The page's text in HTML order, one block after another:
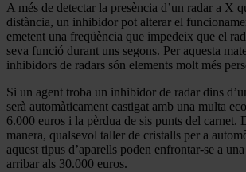
A més de detectar la presència d’un radar a X
distància, un inhibidor pot alterar el
emetent una freqüència que impedeix que el
seva funció durant uns segons. Per aquesta
inhibidors de radars són elements molt més
Si un agent troba un inhibidor de radar dins
serà automàticament castigat amb una multa
6.000 euros i la pèrdua de sis punts del carnet.
manera, qualsevol taller de cristalls per a
aquest tipus d’aparells poden enfrontar-se a
arribar als 30.000 euros.